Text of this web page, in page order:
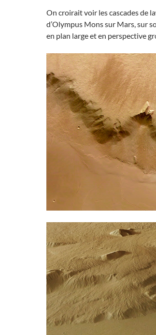
On croirait voir les cascades de
d’Olympus Mons sur Mars, sur
en plan large et en perspective